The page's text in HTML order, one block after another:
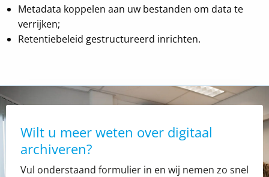
Metadata koppelen aan uw bestanden om data te
verrijken;
Retentiebeleid gestructureerd inrichten.
Wilt u meer weten over digitaal
archiveren?
Vul onderstaand formulier in en wij nemen zo snel